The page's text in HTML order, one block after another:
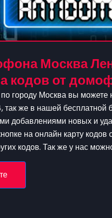
Москва
кодов от
городу Москва вы можете
так же в нашей бесплатной
добавлениями новых и
на онлайн карту
кодов. Так же у нас